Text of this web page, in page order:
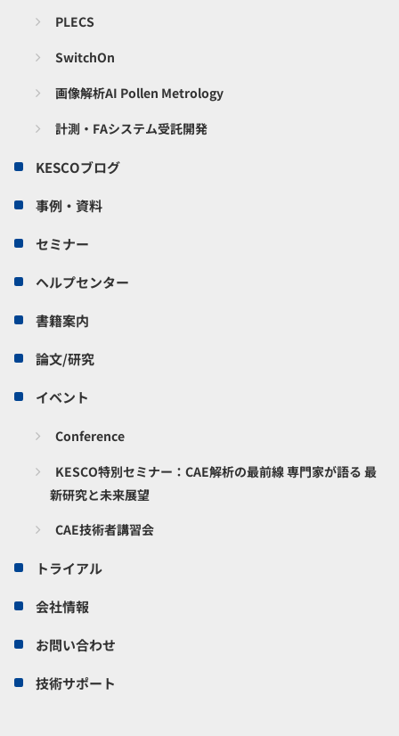
PLECS
SwitchOn
画像解析AI Pollen Metrology
計測・FAシステム受託開発
KESCOブログ
事例・資料
セミナー
ヘルプセンター
書籍案内
論文/研究
イベント
Conference
KESCO特別セミナー：CAE解析の最前線 専門家が語る 最
新研究と未来展望
CAE技術者講習会
トライアル
会社情報
お問い合わせ
技術サポート